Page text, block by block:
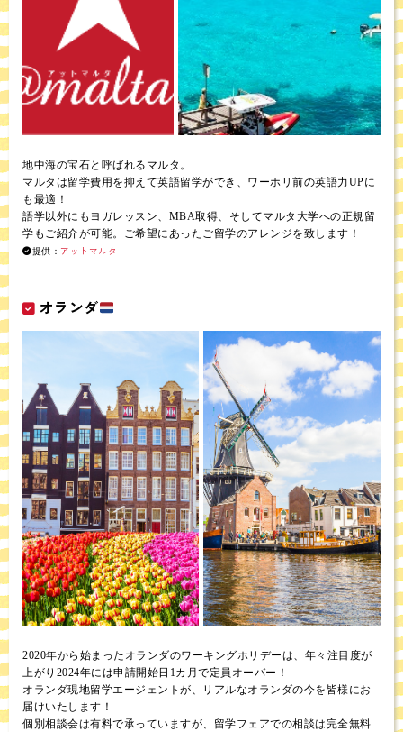
地中海の宝石と呼ばれるマルタ。
マルタは留学費用を抑えて英語留学ができ、ワーホリ前の英語力UPに
も最適！
語学以外にもヨガレッスン、MBA取得、そしてマルタ大学への正規留
学もご紹介が可能。ご希望にあったご留学のアレンジを致します！
提供： アットマルタ
オランダ
2020年から始まったオランダのワーキングホリデーは、年々注目度が
上がり2024年には申請開始日1カ月で定員オーバー！
オランダ現地留学エージェントが、リアルなオランダの今を皆様にお
届けいたします！
個別相談会は有料で承っていますが、留学フェアでの相談は完全無料